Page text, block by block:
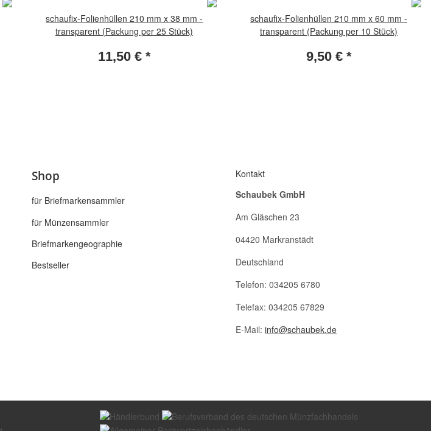
schaufix-Folienhüllen 210 mm x 38 mm -
transparent (Packung per 25 Stück)
11,50 € *
schaufix-Folienhüllen 210 mm x 60 mm -
transparent (Packung per 10 Stück)
9,50 € *
Shop
für Briefmarkensammler
für Münzensammler
Briefmarkengeographie
Bestseller
Kontakt
Schaubek GmbH
Am Gläschen 23
04420 Markranstädt
Deutschland
Telefon: 034205 6780
Telefax: 034205 67829
E-Mail: info@schaubek.de